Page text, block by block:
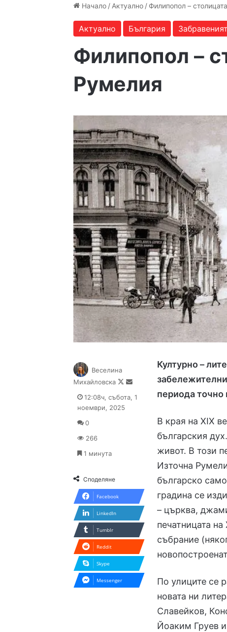
Начало / Актуално / Филипопол –
Актуално България
Филипопол –
Румелия
Културно –
периода
В края на XIX
българския
живот. В този
Източна
българско
градина се
– църква,
печатницата
събрание
По улиците се
новата ни
Славейков,
Йоаким Груев и
Веселина
Михайловска
Follow
X
Send
email
12:08ч, събота, 1
ноември, 2025
0
266
1 минута
Споделяне
Facebook
LinkedIn
Tumblr
Reddit
Skype
Messenger